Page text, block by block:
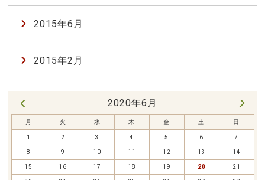
2015年6月
2015年2月
2020年6月
月 火 水 木 金 土 日
1 2 3 4 5 6 7
8 9 10 11 12 13 14
15 16 17 18 19 20 21